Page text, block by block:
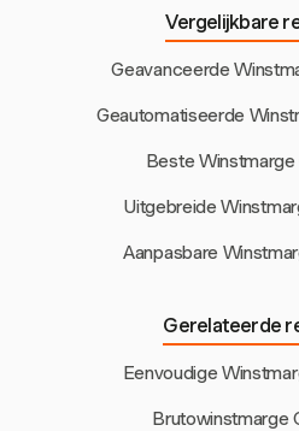
Vergelijkbare
Geavanceerde
Geautomatiseerde
Beste Winstmarge
Uitgebreide
Aanpasbare
Gerelateerde
Eenvoudige
Brutowinstmarge